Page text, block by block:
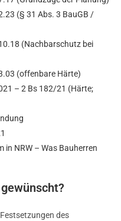
(§ 31 Abs. 3 BauGB /
(Nachbarschutz bei
(offenbare Härte)
– 2 Bs 182/21 (Härte;
in NRW – Was Bauherren
des